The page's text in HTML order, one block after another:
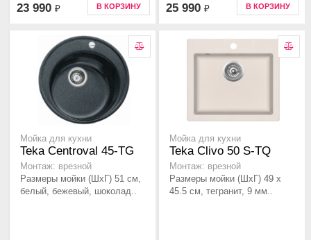
23 990 ₽ В КОРЗИНУ 25 990 ₽ В КОРЗИНУ
Мойка для кухни
Teka Centroval 45-TG
Монтаж: врезной
Размеры мойки (ШхГ) 51 см,
белый, бежевый, шоколад..
Мойка для кухни
Teka Clivo 50 S-TQ
Монтаж: врезной
Размеры мойки (ШхГ) 49 х
45.5 см, тегранит, 9 мм..